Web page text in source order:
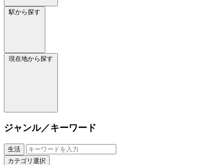
駅から探す
現在地から探す
ジャンル／キーワード
生活
カテゴリ選択